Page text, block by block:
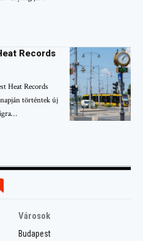
Records
Heat Records
történtek új
Városok
Budapest